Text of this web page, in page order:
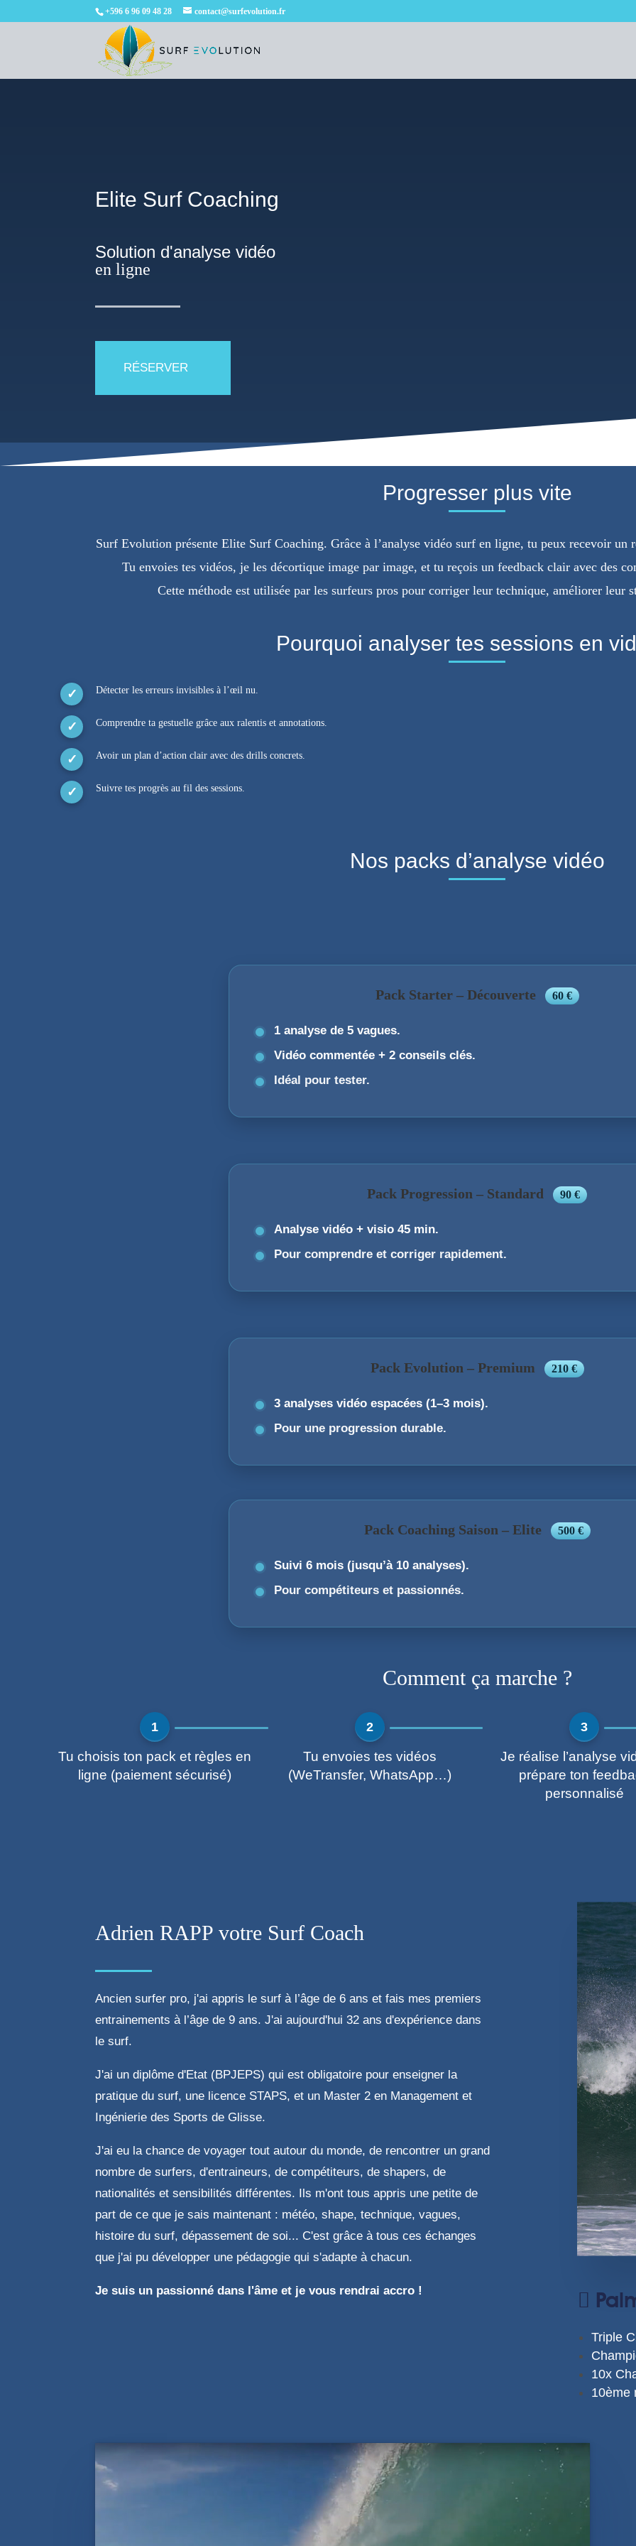
+596 6 96 09 48 28 contact@surfevolution.fr
Elite Surf Coaching
Solution d'analyse vidéo
en ligne
RÉSERVER
Progresser plus vite
Surf Evolution présente Elite Surf Coaching. Grâce à l’analyse vidéo surf en ligne, tu peux recevoir un
Tu envoies tes vidéos, je les décortique image par image, et tu reçois un feedback clair avec des
Cette méthode est utilisée par les surfeurs pros pour corriger leur technique, améliorer leur
Pourquoi analyser tes sessions en
Détecter les erreurs invisibles à l’œil nu.
Comprendre ta gestuelle grâce aux ralentis et annotations.
Avoir un plan d’action clair avec des drills concrets.
Suivre tes progrès au fil des sessions.
Nos packs d’analyse vidéo
Pack Starter – Découverte 60 €
1 analyse de 5 vagues.
Vidéo commentée + 2 conseils clés.
Idéal pour tester.
Pack Progression – Standard 90 €
Analyse vidéo + visio 45 min.
Pour comprendre et corriger rapidement.
Pack Evolution – Premium 210 €
3 analyses vidéo espacées (1–3 mois).
Pour une progression durable.
Pack Coaching Saison – Elite 500 €
Suivi 6 mois (jusqu’à 10 analyses).
Pour compétiteurs et passionnés.
Comment ça marche ?
Tu choisis ton pack et règles en
ligne (paiement sécurisé)
Tu envoies tes vidéos
(WeTransfer, WhatsApp…)
Je réalise l’analyse
prépare ton
personnalisé
Adrien RAPP votre Surf Coach
Ancien surfer pro, j'ai appris le surf à l’âge de 6 ans et fais mes premiers
entrainements à l’âge de 9 ans. J'ai aujourd'hui 32 ans d'expérience dans
le surf.
J'ai un diplôme d'Etat (BPJEPS) qui est obligatoire pour enseigner la
pratique du surf, une licence STAPS, et un Master 2 en Management et
Ingénierie des Sports de Glisse.
J'ai eu la chance de voyager tout autour du monde, de rencontrer un grand
nombre de surfers, d'entraineurs, de compétiteurs, de shapers, de
nationalités et sensibilités différentes. Ils m'ont tous appris une petite de
part de ce que je sais maintenant : météo, shape, technique, vagues,
histoire du surf, dépassement de soi... C'est grâce à tous ces échanges
que j'ai pu développer une pédagogie qui s'adapte à chacun.
Je suis un passionné dans l'âme et je vous rendrai accro !
Triple
10x
10ème